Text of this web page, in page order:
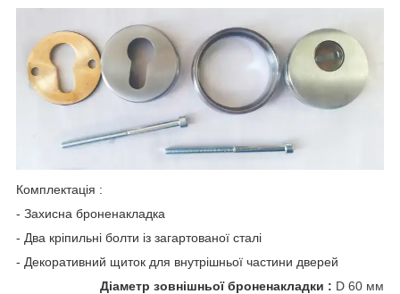
Комплектація :
- Захисна броненакладка
- Два кріпильні болти із загартованої сталі
- Декоративний щиток для внутрішньої частини дверей
Діаметр зовнішньої броненакладки : D 60 мм